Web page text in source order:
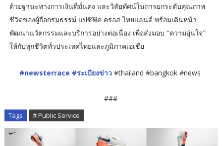
ด้วยฐานะทางการเงินที่มั่นคง และวิสัยทัศน์ในการยกระดับคุณภาพ
ชีวิตของผู้ถือกรมธรรม์ แปซิฟิค ครอส ไทยแลนด์ พร้อมเดินหน้า
พัฒนานวัตกรรมและบริการอย่างต่อเนื่อง เพื่อส่งมอบ “ความอุ่นใจ”
ให้กับทุกชีวิตทั่วประเทศไทยและภูมิภาคเอเชีย
#newsterrace #ระเบียงข่าว#thailand #bangkok #news
###
Tags # Public Service